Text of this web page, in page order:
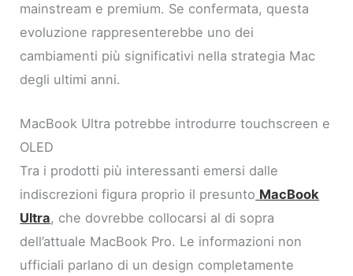
mainstream e premium. Se confermata, questa
evoluzione rappresenterebbe uno dei
cambiamenti più significativi nella strategia Mac
degli ultimi anni.
MacBook Ultra potrebbe introdurre touchscreen e
OLED
Tra i prodotti più interessanti emersi dalle
indiscrezioni figura proprio il presunto MacBook
Ultra, che dovrebbe collocarsi al di sopra
dell’attuale MacBook Pro. Le informazioni non
ufficiali parlano di un design completamente